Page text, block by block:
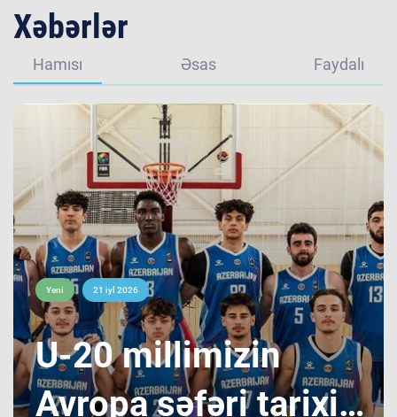
Xəbərlər
Hamısı Əsas Faydalı
Yeni 21 iyl 2026
​U-20 millimizin
Avropa səfəri tarixi